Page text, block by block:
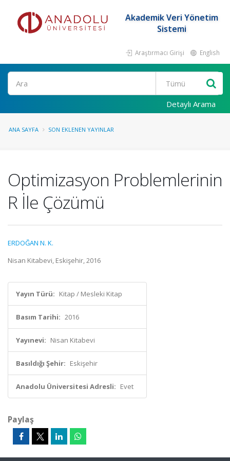
Akademik Veri Yönetim
Sistemi
Araştırmacı Girişi English
Ara
Detaylı Arama
ANA SAYFA SON EKLENEN YAYINLAR
Optimizasyon Problemlerinin
R İle Çözümü
ERDOĞAN N. K.
Nisan Kitabevi, Eskişehir, 2016
Yayın Türü: Kitap / Mesleki Kitap
Basım Tarihi: 2016
Yayınevi: Nisan Kitabevi
Basıldığı Şehir: Eskişehir
Anadolu Üniversitesi Adresli: Evet
Paylaş